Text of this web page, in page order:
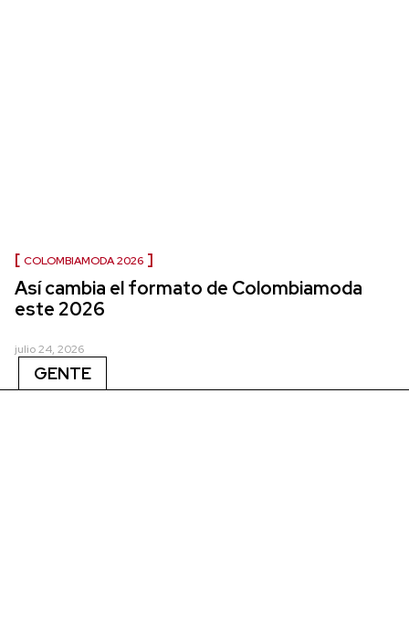
COLOMBIAMODA 2026
Así cambia el formato de Colombiamoda
este 2026
julio 24, 2026
GENTE